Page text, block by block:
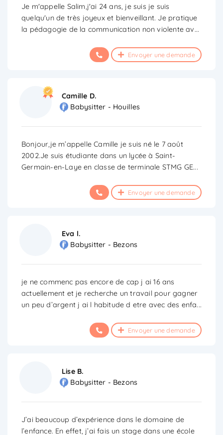
Je m'appelle Salim,j'ai 24 ans, je suis je suis
quelqu'un de très joyeux et bienveillant. Je pratique
la pédagogie de la communication non violente av...
Envoyer une demande
Camille D.
Babysitter - Houilles
Bonjour,je m’appelle Camille je suis né le 7 août
2002.Je suis étudiante dans un lycée à Saint-
Germain-en-Laye en classe de terminale STMG GE...
Envoyer une demande
Eva l.
Babysitter - Bezons
je ne commenc pas encore de cap j ai 16 ans
actuellement et je recherche un travail pour gagner
un peu d’argent j ai l habitude d etre avec des enfa...
Envoyer une demande
Lise B.
Babysitter - Bezons
J’ai beaucoup d’expérience dans le domaine de
l’enfance. En effet, j’ai fais un stage dans une école